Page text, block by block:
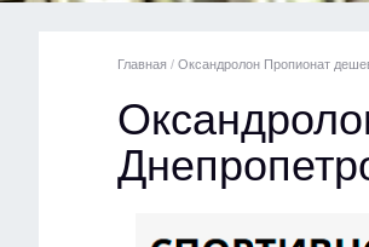
Главная / Оксандролон Пропионат